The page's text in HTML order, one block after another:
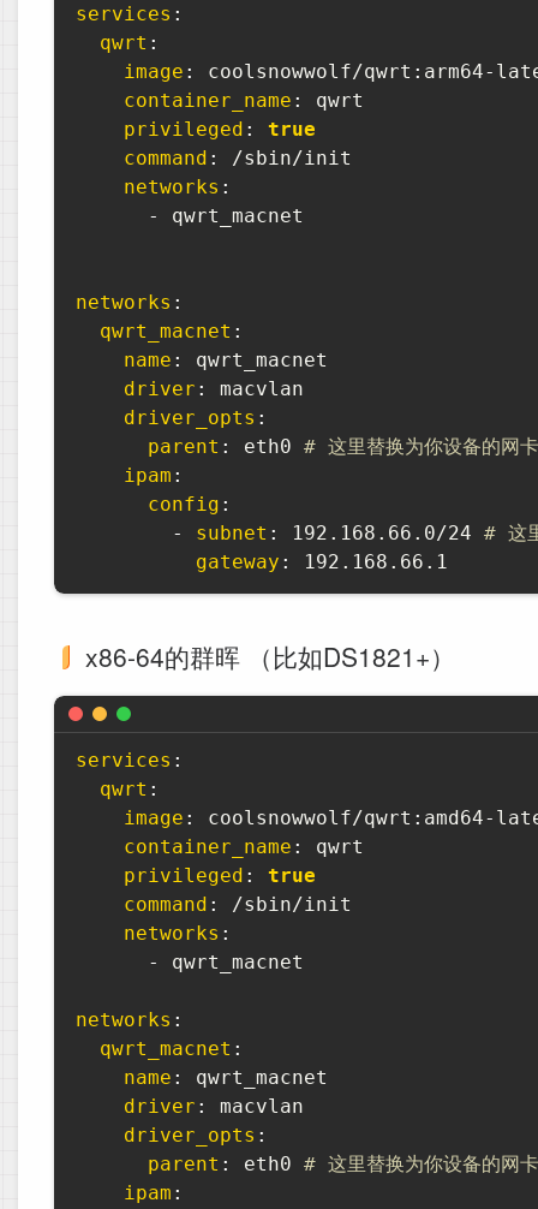
services :
qwrt :
image : coolsnowwolf/qwrt : arm64-
container_name :
qwrt
privileged :
true
command :
/sbin/init
networks :
-
qwrt_macnet
networks :
qwrt_macnet :
name :
qwrt_macnet
driver :
macvlan
driver_opts :
parent : eth0 # 这里替换为你设备的网
ipam :
config :
-
subnet : 192.168.66.0/24 # 这
gateway : 192.168.66.1
x86-64的群晖 （比如DS1821+）
services :
qwrt :
image : coolsnowwolf/qwrt : amd64-
container_name :
qwrt
privileged :
true
command :
/sbin/init
networks :
-
qwrt_macnet
networks :
qwrt_macnet :
name :
qwrt_macnet
driver :
macvlan
driver_opts :
parent : eth0 # 这里替换为你设备的网
ipam :